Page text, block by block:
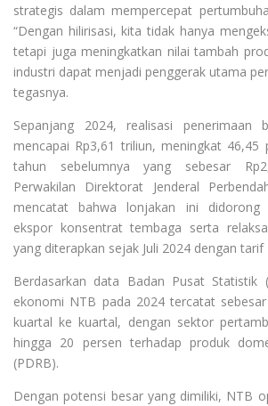
strategis dalam mempercepat
“Dengan hilirisasi, kita tidak hanya
tetapi juga meningkatkan nilai tambah
industri dapat menjadi penggerak utama
tegasnya.
Sepanjang 2024, realisasi
mencapai Rp3,61 triliun, meningkat 46,45
tahun sebelumnya yang sebesar
Perwakilan Direktorat Jenderal
mencatat bahwa lonjakan ini didorong
ekspor konsentrat tembaga serta
yang diterapkan sejak Juli 2024 dengan tarif
Berdasarkan data Badan Pusat Statistik
ekonomi NTB pada 2024 tercatat
kuartal ke kuartal, dengan sektor
hingga 20 persen terhadap produk
(PDRB).
Dengan potensi besar yang dimiliki, NTB